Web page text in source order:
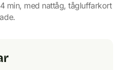
min, med nattåg, tågluffarkort